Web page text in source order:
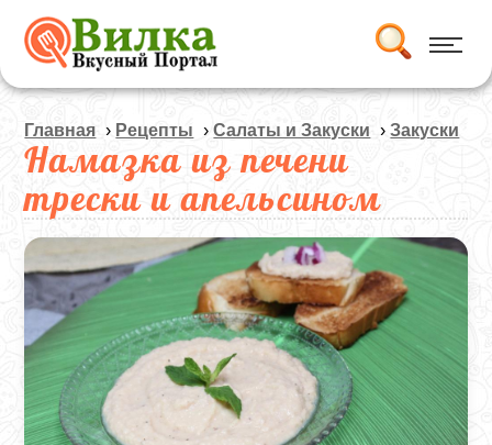
Главная › Рецепты ›Салаты и Закуски ›Закуски
Намазка из печени
трески и апельсином